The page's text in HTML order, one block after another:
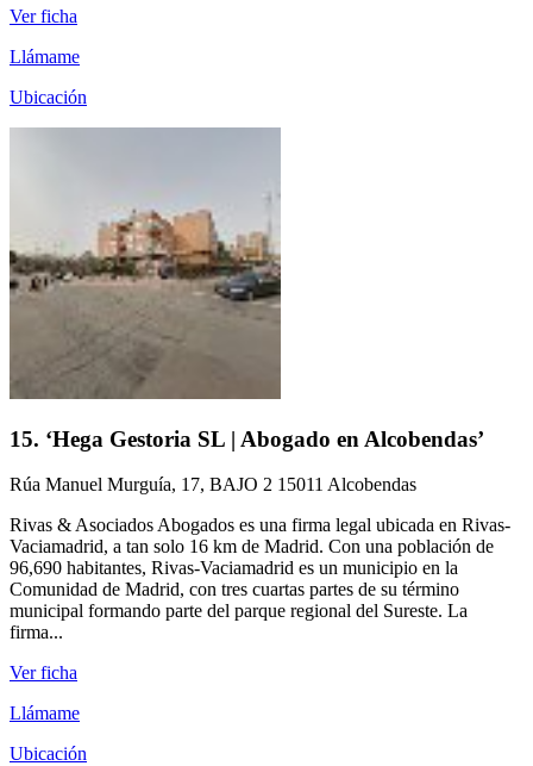
Ver ficha
Llámame
Ubicación
15. ‘Hega Gestoria SL | Abogado en Alcobendas’
Rúa Manuel Murguía, 17, BAJO 2 15011 Alcobendas
Rivas & Asociados Abogados es una firma legal ubicada en Rivas-
Vaciamadrid, a tan solo 16 km de Madrid. Con una población de
96,690 habitantes, Rivas-Vaciamadrid es un municipio en la
Comunidad de Madrid, con tres cuartas partes de su término
municipal formando parte del parque regional del Sureste. La
firma...
Ver ficha
Llámame
Ubicación